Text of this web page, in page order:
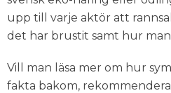
upp till varje aktör att
det har brustit samt hur man
Vill man läsa mer om hur
fakta bakom,